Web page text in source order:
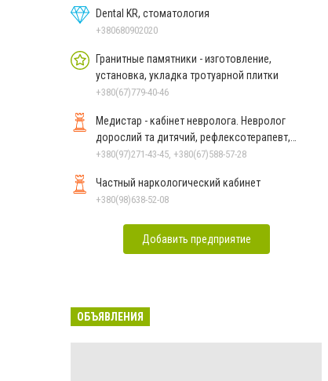
Dental KR, стоматология
+380680902020
Гранитные памятники - изготовление,
установка, укладка тротуарной плитки
+380(67)779-40-46
Медистар - кабінет невролога. Невролог
дорослий та дитячий, рефлексотерапевт,
гомеопат, психолог
+380(97)271-43-45, +380(67)588-57-28
Частный наркологический кабинет
+380(98)638-52-08
Добавить предприятие
ОБЪЯВЛЕНИЯ